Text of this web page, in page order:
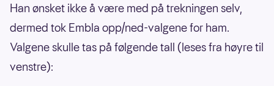
Han ønsket ikke å være med på trekningen selv,
dermed tok Embla opp/ned-valgene for ham.
Valgene skulle tas på følgende tall (leses fra høyre til
venstre):